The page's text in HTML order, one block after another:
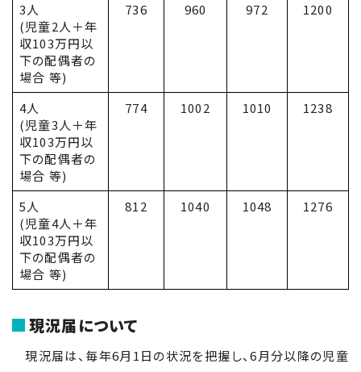
3人
(児童2人＋年
収103万円以
下の配偶者の
場合 等)
736 960 972 1200
4人
(児童3人＋年
収103万円以
下の配偶者の
場合 等)
774 1002 1010 1238
5人
(児童4人＋年
収103万円以
下の配偶者の
場合 等)
812 1040 1048 1276
現況届について
現況届は、毎年6月1日の状況を把握し、6月分以降の児童